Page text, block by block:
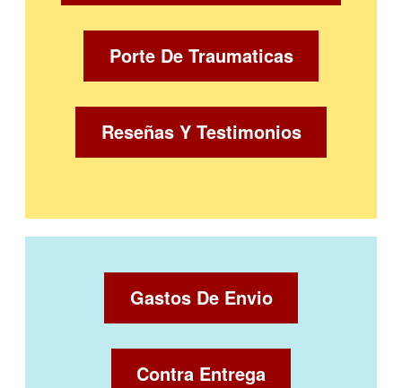
Porte De Traumaticas
Reseñas Y Testimonios
Gastos De Envio
Contra Entrega